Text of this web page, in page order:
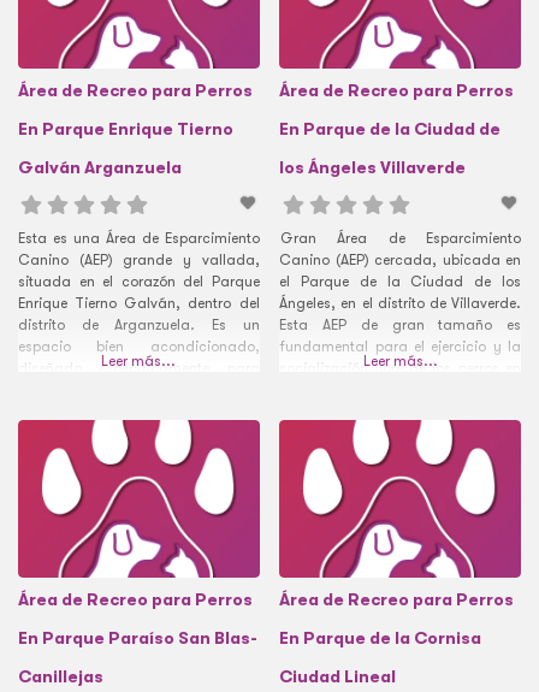
Área de Recreo para Perros
En Parque Enrique Tierno
Galván Arganzuela
Esta es una Área de Esparcimiento
Canino (AEP) grande y vallada,
situada en el corazón del Parque
Enrique Tierno Galván, dentro del
distrito de Arganzuela. Es un
espacio bien acondicionado,
diseñado específicamente para
seguridad. Dada su clasificación
como AEP, ofrece una extensión
considerable, bebederos y, a
menudo, elementos de
Leer más...
Área de Recreo para Perros
En Parque de la Ciudad de
los Ángeles Villaverde
Gran Área de Esparcimiento
Canino (AEP) cercada, ubicada en
el Parque de la Ciudad de los
Ángeles, en el distrito de Villaverde.
Esta AEP de gran tamaño es
fundamental para el ejercicio y la
socialización libre de los perros en
Leer más...
Área de Recreo para Perros
En Parque Paraíso San Blas-
Canillejas
Área de Recreo para Perros
En Parque de la Cornisa
Ciudad Lineal